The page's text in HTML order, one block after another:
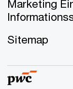
Marketing
Sitemap